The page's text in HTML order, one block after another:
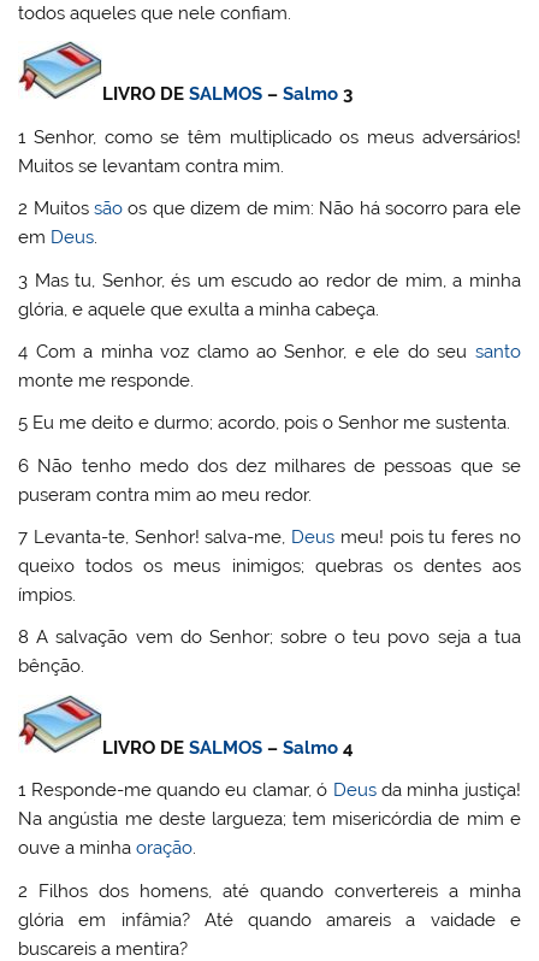
todos aqueles que nele confiam.
LIVRO DESALMOS –Salmo 3
1 Senhor, como se têm multiplicado os meus adversários!
Muitos se levantam contra mim.
2 Muitos sãoos que dizem de mim: Não há socorro para ele
em Deus.
3 Mas tu, Senhor, és um escudo ao redor de mim, a minha
glória, e aquele que exulta a minha cabeça.
4 Com a minha voz clamo ao Senhor, e ele do seu santo
monte me responde.
5 Eu me deito e durmo; acordo, pois o Senhor me sustenta.
6 Não tenho medo dos dez milhares de pessoas que se
puseram contra mim ao meu redor.
7 Levanta-te, Senhor! salva-me, Deus meu! pois tu feres no
queixo todos os meus inimigos; quebras os dentes aos
ímpios.
8 A salvação vem do Senhor; sobre o teu povo seja a tua
bênção.
LIVRO DESALMOS –Salmo 4
1 Responde-me quando eu clamar, ó Deusda minha justiça!
Na angústia me deste largueza; tem misericórdia de mim e
ouve a minhaoração.
2 Filhos dos homens, até quando convertereis a minha
glória em infâmia? Até quando amareis a vaidade e
buscareis a mentira?